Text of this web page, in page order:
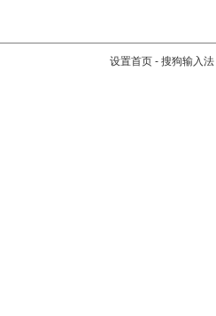
设置首页 - 搜狗输入法